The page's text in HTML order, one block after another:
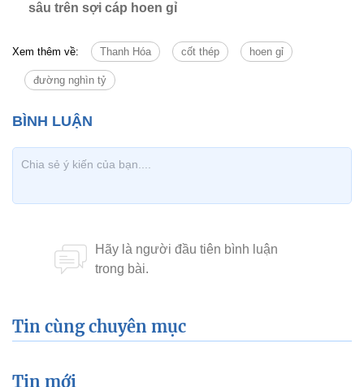
sâu trên sợi cáp hoen gỉ
Xem thêm về: Thanh Hóa cốt thép hoen gỉ
đường nghìn tỷ
Tin cùng chuyên mục
Tin mới